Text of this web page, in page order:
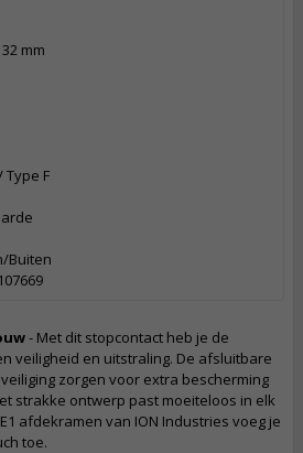
71 x 71 x 32 mm
Type F
Buiten
- Met dit stopcontact heb je de
veiligheid en uitstraling. De afsluitbare
zorgen voor extra bescherming
strakke ontwerp past moeiteloos in elk
afdekramen van ION Industries voeg je
toe.